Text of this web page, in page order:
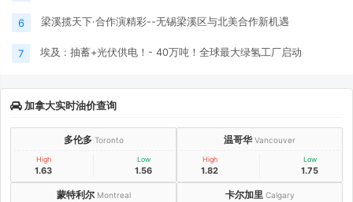
6 梁溪揽天下·合作演精彩--无锡梁溪区与北美合作新机遇
7 埃及 : 抽蓄+光伏供电！- 40万吨！全球最大绿氢工厂启动
加拿大实时油价查询
多伦多 Toronto
High
1.63
Low
1.56
温哥华 Vancouver
High
1.82
Low
1.75
蒙特利尔 Montreal 卡尔加里 Calgary